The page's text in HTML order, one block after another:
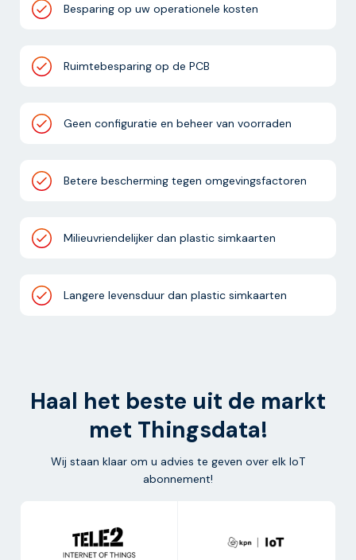
Besparing op uw operationele kosten
Ruimtebesparing op de PCB
Geen configuratie en beheer van voorraden
Betere bescherming tegen omgevingsfactoren
Milieuvriendelijker dan plastic simkaarten
Langere levensduur dan plastic simkaarten
Haal het beste uit de markt
met Thingsdata!
Wij staan klaar om u advies te geven over elk IoT
abonnement!